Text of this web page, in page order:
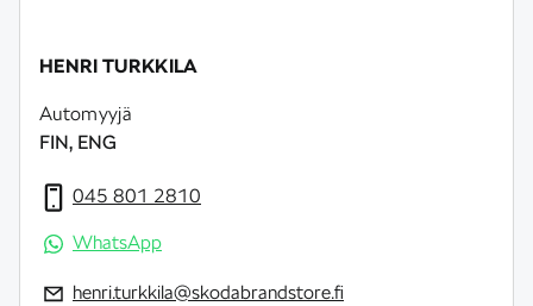
HENRI TURKKILA
Automyyjä
FIN, ENG
045 801 2810
WhatsApp
henri.turkkila@skodabrandstore.fi